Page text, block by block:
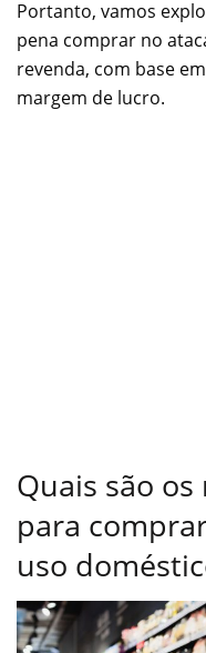
Portanto, vamos
pena comprar no
revenda, com base
margem de lucro.
Quais são
para
uso